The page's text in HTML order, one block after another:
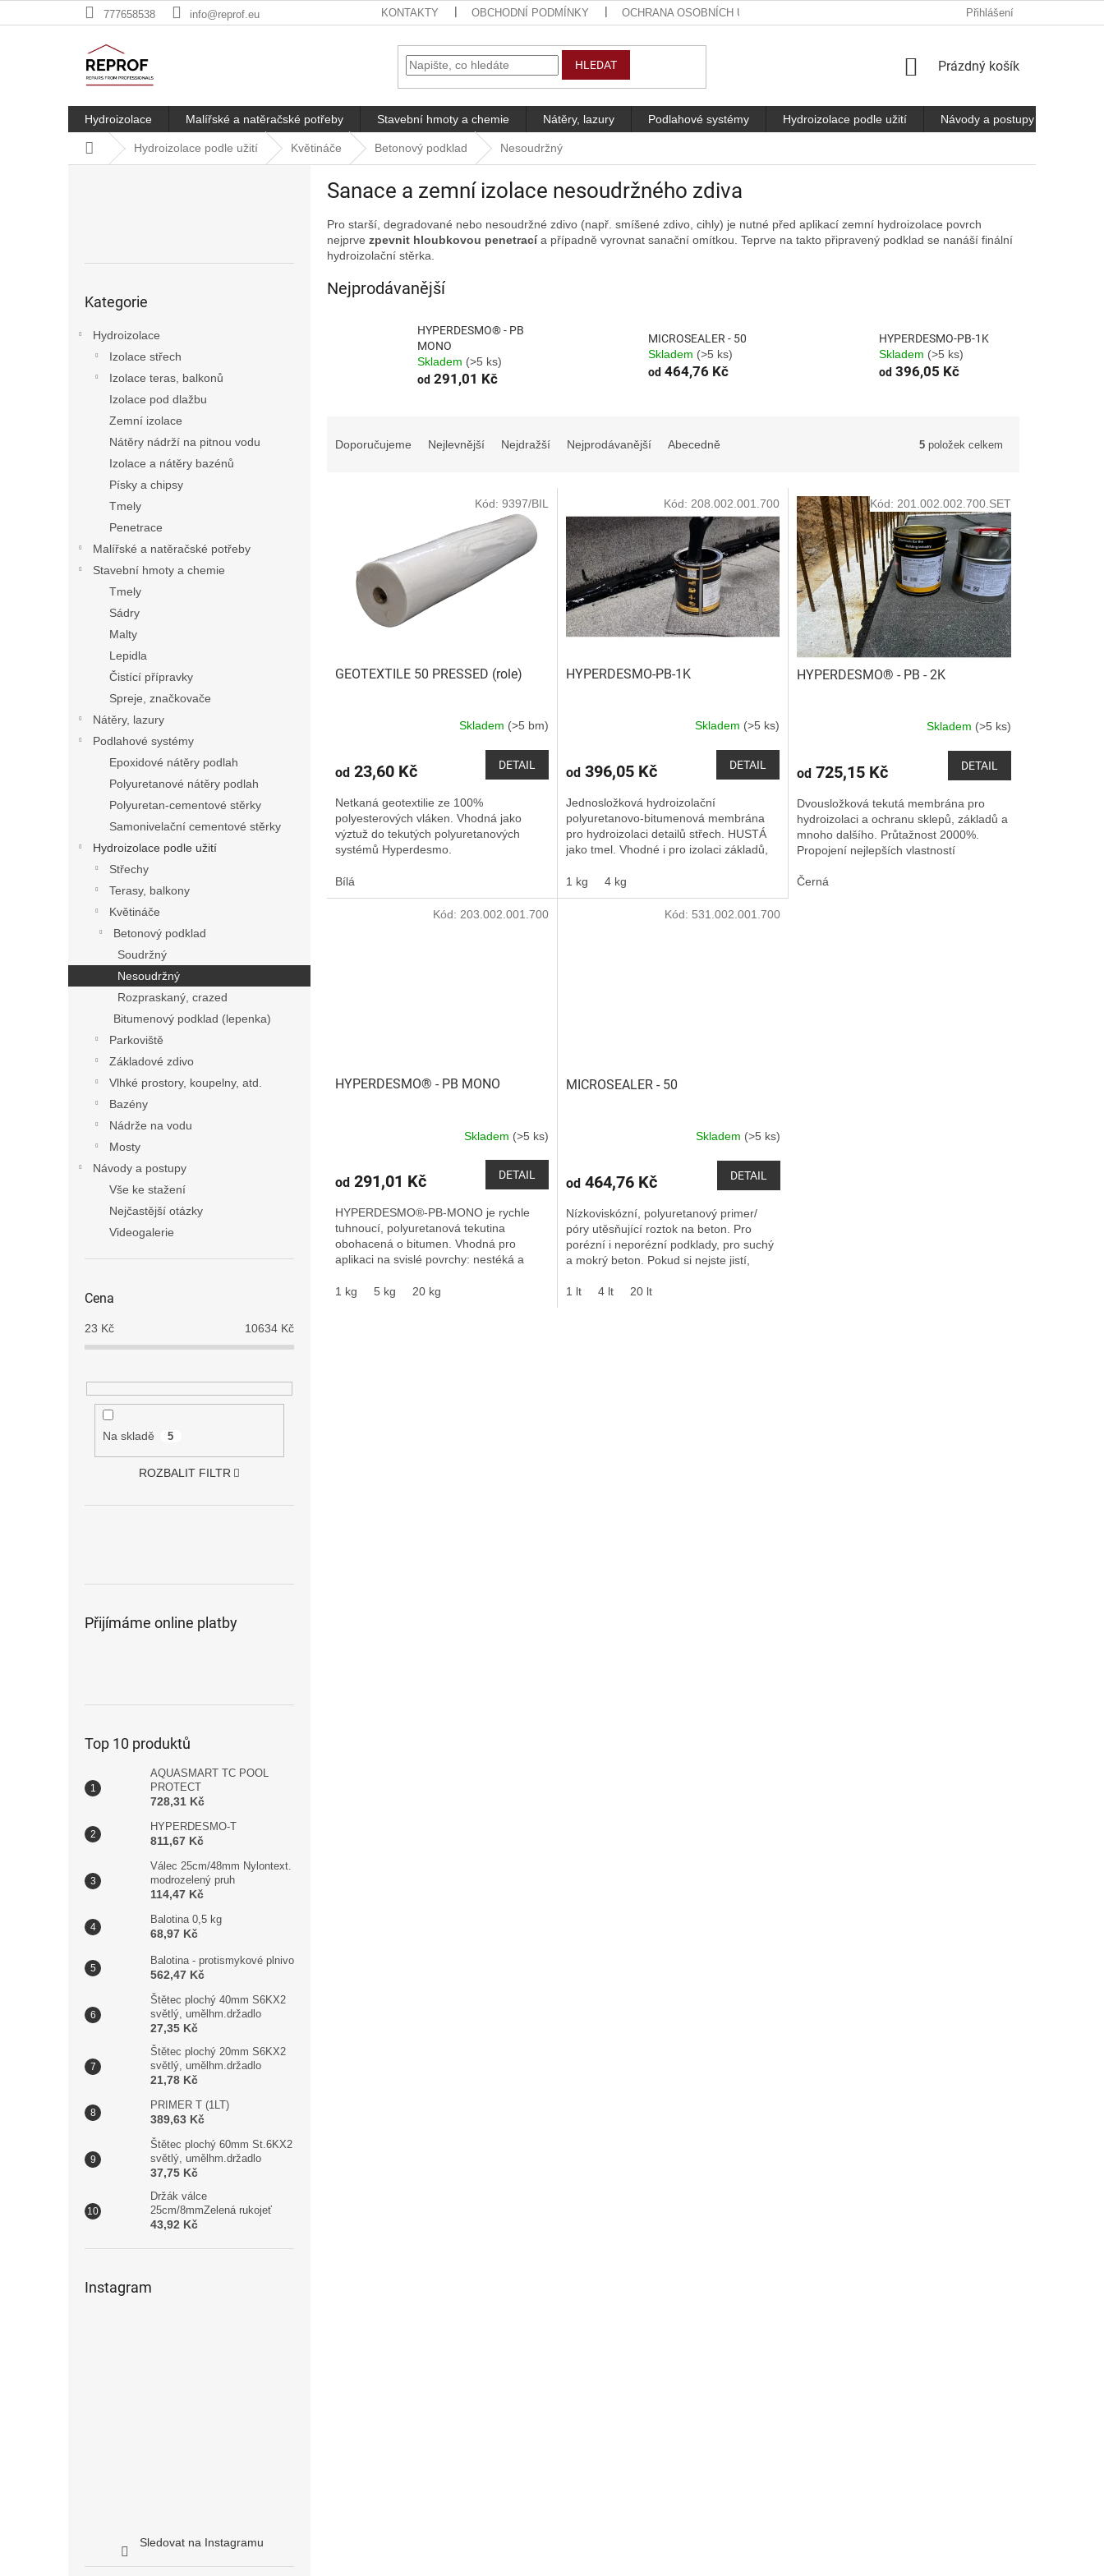
na
777658538 info@reprof.eu KONTAKTY OBCHODNÍ PODMÍNKY OCHRANA OSOBNÍCH ÚDAJŮ Přihlášení
HLEDAT
NÁKUPNÍ
Prázdný košík
Hydroizolace Malířské a natěračské potřeby Stavební hmoty a chemie Nátěry, lazury Podlahové systémy Hydroizolace podle užití Návody a postupy
Domů Hydroizolace podle užití Květináče Betonový podklad Nesoudržný
kategorie
Kategorie
Hydroizolace
Izolace střech
Izolace teras, balkonů
Izolace pod dlažbu
Zemní izolace
Nátěry nádrží na pitnou vodu
Izolace a nátěry bazénů
Písky a chipsy
Tmely
Penetrace
Malířské a natěračské potřeby
Stavební hmoty a chemie
Tmely
Sádry
Malty
Lepidla
Čistící přípravky
Spreje, značkovače
Nátěry, lazury
Podlahové systémy
Epoxidové nátěry podlah
Polyuretanové nátěry podlah
Polyuretan-cementové stěrky
Samonivelační cementové stěrky
Hydroizolace podle užití
Střechy
Terasy, balkony
Květináče
Betonový podklad
Soudržný
Nesoudržný
Rozpraskaný, crazed
Bitumenový podklad (lepenka)
Parkoviště
Základové zdivo
Vlhké prostory, koupelny, atd.
Bazény
Nádrže na vodu
Mosty
Návody a postupy
Vše ke stažení
Nejčastější otázky
Videogalerie
Cena
23 Kč 10634 Kč
Na skladě 5
ROZBALIT FILTR
Přijímáme online platby
Top 10 produktů
AQUASMART TC POOL
PROTECT
728,31 Kč
HYPERDESMO-T
811,67 Kč
Válec 25cm/48mm Nylontext.
modrozelený pruh
114,47 Kč
Balotina 0,5 kg
68,97 Kč
Balotina - protismykové plnivo
562,47 Kč
Štětec plochý 40mm S6KX2
světlý, umělhm.držadlo
27,35 Kč
Štětec plochý 20mm S6KX2
světlý, umělhm.držadlo
21,78 Kč
PRIMER T (1LT)
389,63 Kč
Štětec plochý 60mm St.6KX2
světlý, umělhm.držadlo
37,75 Kč
Držák válce
25cm/8mmZelená rukojeť
43,92 Kč
Instagram
Sledovat na Instagramu
Sanace a zemní izolace nesoudržného zdiva
Pro starší, degradované nebo nesoudržné zdivo (např. smíšené zdivo, cihly) je nutné před aplikací zemní hydroizolace povrch
nejprve zpevnit hloubkovou penetracía případně vyrovnat sanační omítkou. Teprve na takto připravený podklad se nanáší finální
hydroizolační stěrka.
Nejprodávanější
HYPERDESMO® - PB
MONO
Skladem (>5 ks)
od 291,01 Kč
MICROSEALER - 50
Skladem (>5 ks)
od464,76 Kč
HYPERDESMO-PB-1K
Skladem (>5 ks)
od396,05 Kč
Doporučujeme Nejlevnější Nejdražší Nejprodávanější Abecedně 5 položek celkem
GEOTEXTILE 50 PRESSED (role)
Skladem (>5 bm)
od 23,60 Kč DETAIL
Netkaná geotextilie ze 100%
polyesterových vláken. Vhodná jako
výztuž do tekutých polyuretanových
systémů Hyperdesmo.
Bílá
Kód: 9397/BIL
HYPERDESMO-PB-1K
Skladem (>5 ks)
od396,05 Kč DETAIL
Jednosložková hydroizolační
polyuretanovo-bitumenová membrána
pro hydroizolaci detailů střech. HUSTÁ
jako tmel. Vhodné i pro izolaci základů,
1 kg
4 kg
Kód: 208.002.001.700
HYPERDESMO® - PB - 2K
Skladem (>5 ks)
od725,15 Kč DETAIL
Dvousložková tekutá membrána pro
hydroizolaci a ochranu sklepů, základů a
mnoho dalšího. Průtažnost 2000%.
Propojení nejlepších vlastností
Černá
Kód: 201.002.002.700.SET
HYPERDESMO® - PB MONO
Skladem (>5 ks)
od 291,01 Kč DETAIL
HYPERDESMO®-PB-MONO je rychle
tuhnoucí, polyuretanová tekutina
obohacená o bitumen. Vhodná pro
aplikaci na svislé povrchy: nestéká a
starých...
1 kg 5 kg 20 kg
Kód: 203.002.001.700
MICROSEALER - 50
Skladem (>5 ks)
od464,76 Kč DETAIL
Nízkoviskózní, polyuretanový primer/
póry utěsňující roztok na beton. Pro
porézní i neporézní podklady, pro suchý
a mokrý beton. Pokud si nejste jistí,
1 lt
4 lt 20 lt
Kód: 531.002.001.700